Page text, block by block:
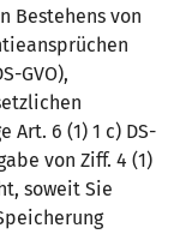
Bestehens von
GVO),
Art. 6 (1) 1 c) DS-
von Ziff. 4 (1)
soweit Sie